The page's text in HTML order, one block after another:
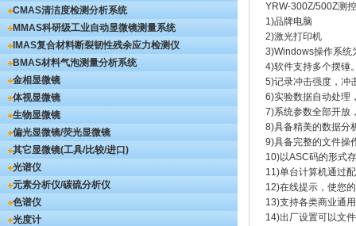
CMAS清洁度检测分析系统
MMAS科研级工业自动显微镜测量系统
IMAS复合材料断裂韧性残余应力检测仪
BMAS材料气泡测量分析系统
金相显微镜
体视显微镜
生物显微镜
偏光显微镜/荧光显微镜
其它显微镜(工具/比较/进口)
光谱仪
元素分析仪/碳硫分析仪
色谱仪
光度计
YRW-300Z/500Z测
1)品牌电脑
2)激光打印机
3)Windows操作系统
4)软件支持多个摆锤
5)记录冲击强度，冲
6)实验数据自动处理
7)系统参数全部开放
8)具备精美的数据分
9)具备完整的文件操
10)以ASC码的形式
11)单台计算机通过
12)在线提示，使您
13)支持各类商业通
14)出厂设置可以文